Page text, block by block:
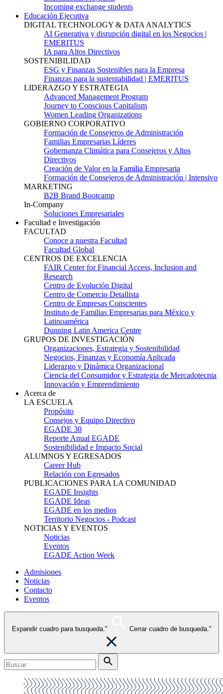
Incoming exchange students
Educación Ejecutiva
DIGITAL TECHNOLOGY & DATA ANALYTICS
AI Generativa y disrupción digital en los Negocios |
EMERITUS
IA para Altos Directivos
SOSTENIBILIDAD
ESG y Finanzas Sostenibles para la Empresa
Finanzas para la sustentabilidad | EMERITUS
LIDERAZGO Y ESTRATEGIA
Advanced Management Program
Journey to Conscious Capitalism
Women Leading Organizations
GOBIERNO CORPORATIVO
Formación de Consejeros de Administración
Familias Empresarias Líderes
Gobernanza Climática para Consejeros y Altos
Directivos
Creación de Valor en la Familia Empresaria
Formación de Consejeros de Administración | Intensivo
MARKETING
B2B Brand Bootcamp
In-Company
Soluciones Empresariales
Facultad e Investigación
FACULTAD
Conoce a nuestra Facultad
Facultad Global
CENTROS DE EXCELENCIA
FAIR Center for Financial Access, Inclusion and
Research
Centro de Evolución Digital
Centro de Comercio Detallista
Centro de Empresas Conscientes
Instituto de Familias Empresarias para México y
Latinoamérica
Dunning Latin America Centre
GRUPOS DE INVESTIGACIÓN
Organizaciones, Estrategia y Sostenibilidad
Negocios, Finanzas y Economía Aplicada
Liderazgo y Dinámica Organizacional
Ciencia del Consumidor y Estrategia de Mercadotecnia
Innovación y Emprendimiento
Acerca de
LA ESCUELA
Propósito
Consejos y Equipo Directivo
EGADE 30
Reporte Anual EGADE
Sostenibilidad e Impacto Social
ALUMNOS Y EGRESADOS
Career Hub
Relación con Egresados
PUBLICACIONES PARA LA COMUNIDAD
EGADE Insights
EGADE Ideas
EGADE en los medios
Territorio Negocios - Podcast
NOTICIAS Y EVENTOS
Noticias
Eventos
EGADE Action Week
Admisiones
Noticias
Contacto
Eventos
Expandir cuadro para busqueda." Cerrar cuadro de busqueda."